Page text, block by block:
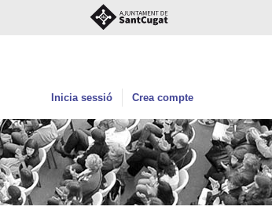
Inicia sessió Crea compte